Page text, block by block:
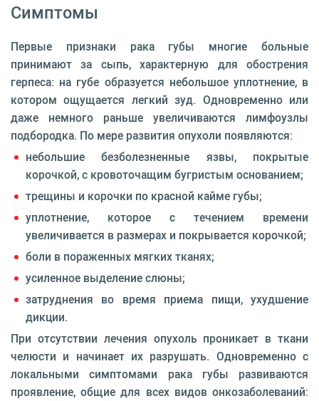
Симптомы
Первые признаки рака губы многие больные
принимают за сыпь, характерную для обострения
герпеса: на губе образуется небольшое уплотнение, в
котором ощущается легкий зуд. Одновременно или
даже немного раньше увеличиваются лимфоузлы
подбородка. По мере развития опухоли появляются:
небольшие безболезненные язвы, покрытые
корочкой, с кровоточащим бугристым основанием;
трещины и корочки по красной кайме губы;
уплотнение, которое с течением времени
увеличивается в размерах и покрывается корочкой;
боли в пораженных мягких тканях;
усиленное выделение слюны;
затруднения во время приема пищи, ухудшение
дикции.
При отсутствии лечения опухоль проникает в ткани
челюсти и начинает их разрушать. Одновременно с
локальными симптомами рака губы развиваются
проявление, общие для всех видов онкозаболеваний: